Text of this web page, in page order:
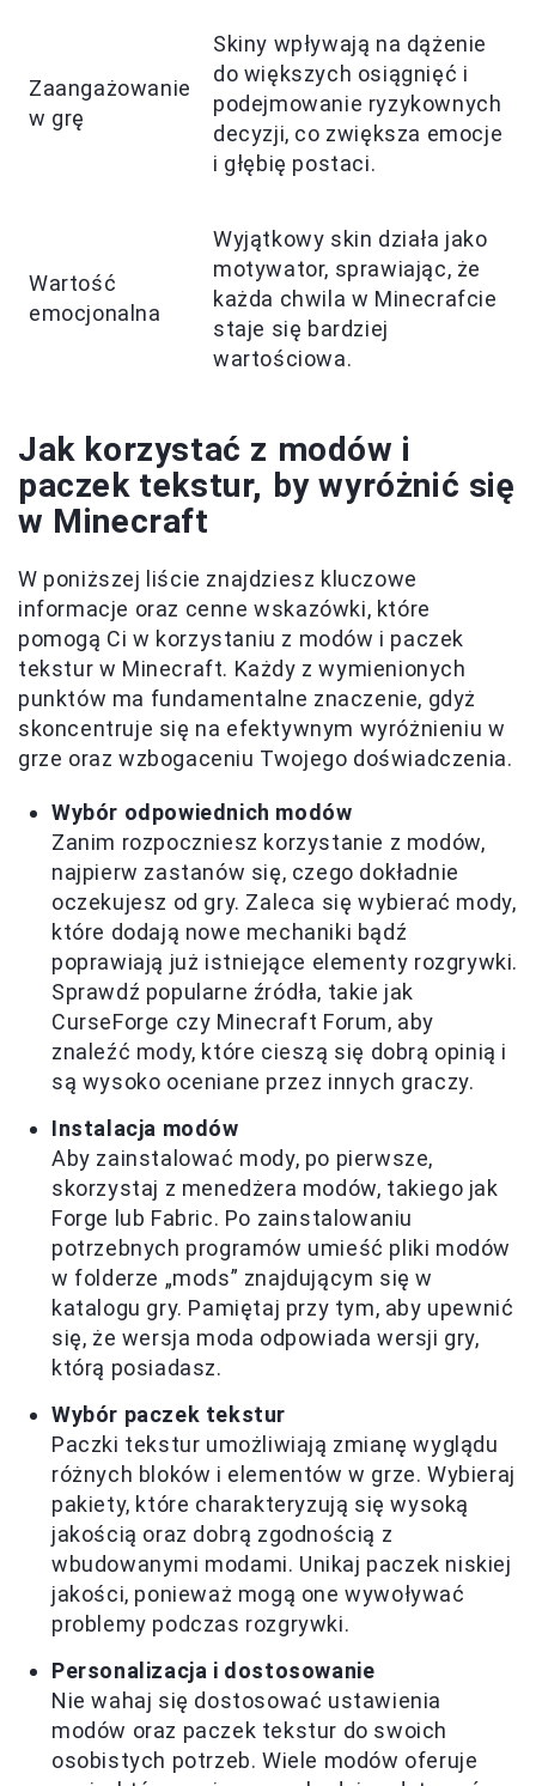
Zaangażowanie
w grę
Skiny wpływają na dążenie
do większych osiągnięć i
podejmowanie ryzykownych
decyzji, co zwiększa emocje
i głębię postaci.
Wartość
emocjonalna
Wyjątkowy skin działa jako
motywator, sprawiając, że
każda chwila w Minecrafcie
staje się bardziej
wartościowa.
Jak korzystać z modów i
paczek tekstur, by wyróżnić się
w Minecraft
W poniższej liście znajdziesz kluczowe
informacje oraz cenne wskazówki, które
pomogą Ci w korzystaniu z modów i paczek
tekstur w Minecraft. Każdy z wymienionych
punktów ma fundamentalne znaczenie, gdyż
skoncentruje się na efektywnym wyróżnieniu w
grze oraz wzbogaceniu Twojego doświadczenia.
Wybór odpowiednich modów
Zanim rozpoczniesz korzystanie z modów,
najpierw zastanów się, czego dokładnie
oczekujesz od gry. Zaleca się wybierać mody,
które dodają nowe mechaniki bądź
poprawiają już istniejące elementy rozgrywki.
Sprawdź popularne źródła, takie jak
CurseForge czy Minecraft Forum, aby
znaleźć mody, które cieszą się dobrą opinią i
są wysoko oceniane przez innych graczy.
Instalacja modów
Aby zainstalować mody, po pierwsze,
skorzystaj z menedżera modów, takiego jak
Forge lub Fabric. Po zainstalowaniu
potrzebnych programów umieść pliki modów
w folderze „mods” znajdującym się w
katalogu gry. Pamiętaj przy tym, aby upewnić
się, że wersja moda odpowiada wersji gry,
którą posiadasz.
Wybór paczek tekstur
Paczki tekstur umożliwiają zmianę wyglądu
różnych bloków i elementów w grze. Wybieraj
pakiety, które charakteryzują się wysoką
jakością oraz dobrą zgodnością z
wbudowanymi modami. Unikaj paczek niskiej
jakości, ponieważ mogą one wywoływać
problemy podczas rozgrywki.
Personalizacja i dostosowanie
Nie wahaj się dostosować ustawienia
modów oraz paczek tekstur do swoich
osobistych potrzeb. Wiele modów oferuje